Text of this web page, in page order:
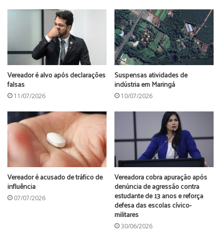
Vereador é alvo após declarações
falsas
11/07/2026
Suspensas atividades de
indústria em Maringá
10/07/2026
Vereador é acusado de tráfico de
influência
07/07/2026
Vereadora cobra apuração após
denúncia de agressão contra
estudante de 13 anos e reforça
defesa das escolas cívico-
militares
30/06/2026